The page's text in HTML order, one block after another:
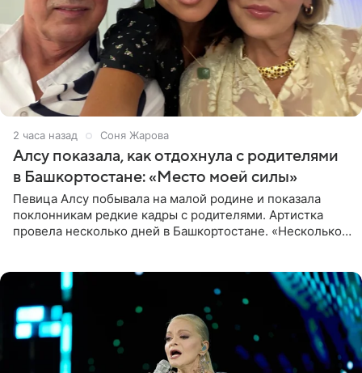
2 часа назад Соня Жарова
Алсу показала, как отдохнула с родителями
в Башкортостане: «Место моей силы»
Певица Алсу побывала на малой родине и показала
поклонникам редкие кадры с родителями. Артистка
провела несколько дней в Башкортостане. «Несколько